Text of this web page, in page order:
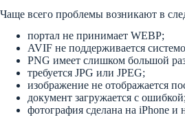
Чаще всего проблемы возникают в
портал не принимает WEBP;
AVIF не поддерживается
PNG имеет слишком большой
требуется JPG или JPEG;
изображение не отображается
документ загружается с ошибкой;
фотография сделана на iPhone и